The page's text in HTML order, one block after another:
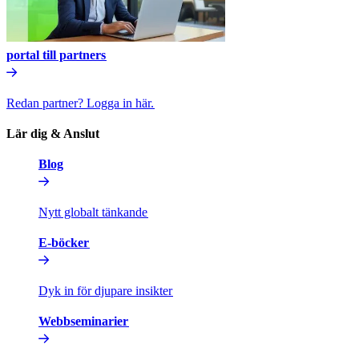
portal till partners​​
Redan partner? Logga in här.​​
Lär dig & Anslut​​
Blog​​
Nytt globalt tänkande​​
E-böcker​​
Dyk in för djupare insikter​​
Webbseminarier​​